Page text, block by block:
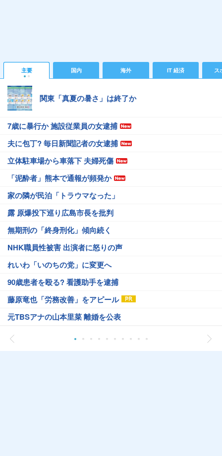
主要 国内 海外 IT 経済 ス
関東「真夏の暑さ」は終了か
7歳に暴行か 施設従業員の女逮捕
夫に包丁? 毎日新聞記者の女逮捕
立体駐車場から車落下 夫婦死傷
「泥酔者」熊本で通報が頻発か
家の隣が民泊「トラウマなった」
露 原爆投下巡り広島市長を批判
無期刑の「終身刑化」傾向続く
NHK職員性被害 出演者に怒りの声
れいわ「いのちの党」に変更へ
90歳患者を殴る? 看護助手を逮捕
藤原竜也「労務改善」をアピール
元TBSアナの山本里菜 離婚を公表